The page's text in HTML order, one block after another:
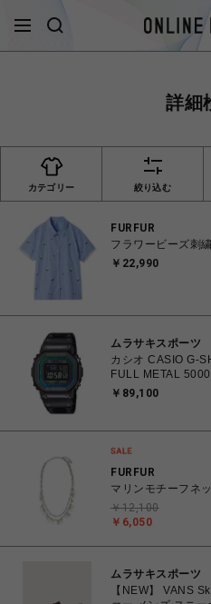
詳細
カテゴリー 絞り込む
FURFUR
フラワービーズ刺
￥22,990
ムラサキスポーツ
カシオ CASIO G-
FULL METAL
水 耐衝撃構造 タフ
く】
￥89,100
FURFUR
マリンモチーフネ
￥6,050
￥12,100
ムラサキスポーツ
【NEW】 VANS